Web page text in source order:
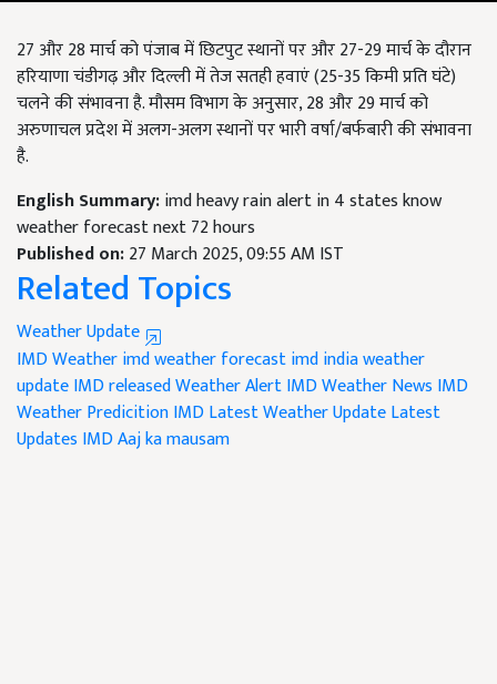
27 और 28 मार्च को पंजाब में छिटपुट स्थानों पर और 27-29 मार्च के दौरान
हरियाणा चंडीगढ़ और दिल्ली में तेज सतही हवाएं (25-35 किमी प्रति घंटे)
चलने की संभावना है. मौसम विभाग के अनुसार, 28 और 29 मार्च को
अरुणाचल प्रदेश में अलग-अलग स्थानों पर भारी वर्षा/बर्फबारी की संभावना
है.
English Summary:imd heavy rain alert in 4 states know
weather forecast next 72 hours
Published on:27 March 2025, 09:55 AM IST
Related Topics
Weather Update
IMD Weatherimd weather forecastimd india weather
updateIMD released Weather AlertIMD Weather News IMD
Weather PredicitionIMD Latest Weather UpdateLatest
Updates IMDAaj ka mausam